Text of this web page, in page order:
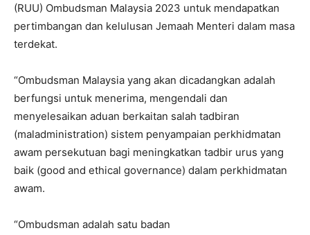
(RUU) Ombudsman Malaysia 2023 untuk mendapatkan
pertimbangan dan kelulusan Jemaah Menteri dalam masa
terdekat.
“Ombudsman Malaysia yang akan dicadangkan adalah
berfungsi untuk menerima, mengendali dan
menyelesaikan aduan berkaitan salah tadbiran
(maladministration) sistem penyampaian perkhidmatan
awam persekutuan bagi meningkatkan tadbir urus yang
baik (good and ethical governance) dalam perkhidmatan
awam.
“Ombudsman adalah satu badan